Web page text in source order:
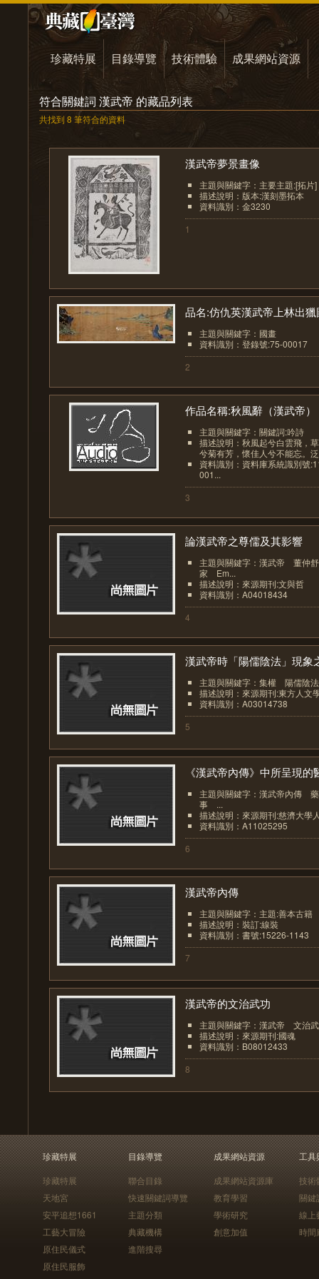
珍藏特展 目錄導覽 技術體驗 成果網站資源
符合關鍵詞 漢武帝 的藏品列表
共找到 8 筆符合的資料
漢武帝夢景畫像
主題與關鍵字：主要主題:[拓片]
描述說明：版本:漢刻墨拓本
資料識別：金3230
1
品名:仿仇英漢武帝上林出獵
主題與關鍵字：國畫
資料識別：登錄號:75-00017
2
作品名稱:秋風辭（漢武帝）
主題與關鍵字：關鍵詞:吟詩
描述說明：秋風起兮白雲飛，
兮菊有芳，懷佳人兮不能忘。
資料識別：資料庫系統識別號
001...
3
論漢武帝之尊儒及其影響
主題與關鍵字：漢武帝 董
家 Em...
描述說明：來源期刊:文與哲
資料識別：A04018434
4
漢武帝時「陽儒陰法」現象
主題與關鍵字：集權 陽儒
描述說明：來源期刊:東方人文
資料識別：A03014738
5
《漢武帝內傳》中所呈現的
主題與關鍵字：漢武帝內傳
事 ...
描述說明：來源期刊:慈濟大學
資料識別：A11025295
6
漢武帝內傳
主題與關鍵字：主題:善本古籍
描述說明：裝訂:線裝
資料識別：書號:15226-1143
7
漢武帝的文治武功
主題與關鍵字：漢武帝 文治
描述說明：來源期刊:國魂
資料識別：B08012433
8
珍藏特展
珍藏特展
天地宮
安平追想1661
工藝大冒險
原住民儀式
原住民服飾
目錄導覽
聯合目錄
快速關鍵詞導覽
主題分類
典藏機構
進階搜尋
成果網站資源
成果網站資源庫
教育學習
學術研究
創意加值
工具
技術
關鍵
線上
時間